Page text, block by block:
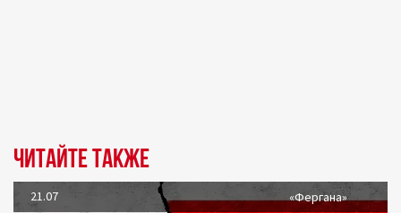
Читайте также
21.07 «Фергана»